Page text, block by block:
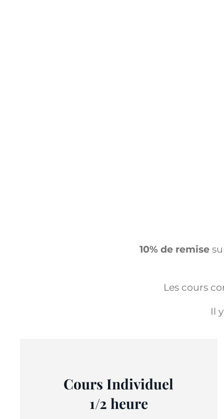
10% de remise
Les cours
Il
Cours Individuel
1/2 heure